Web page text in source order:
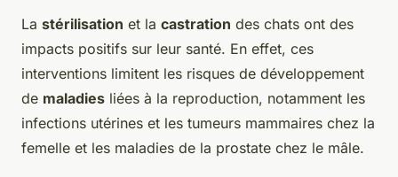
La stérilisation et la castration des chats ont des
impacts positifs sur leur santé. En effet, ces
interventions limitent les risques de développement
de maladies liées à la reproduction, notamment les
infections utérines et les tumeurs mammaires chez la
femelle et les maladies de la prostate chez le mâle.